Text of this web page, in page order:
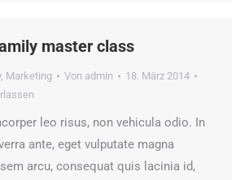
master class
, Marketing Von admin
18. März 2014
leo risus, non vehicula odio. In
ante, eget vulputate magna
arcu, consequat quis lacinia id,